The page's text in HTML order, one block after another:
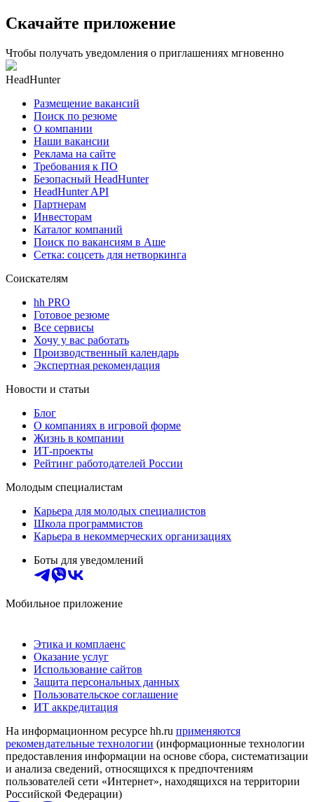
Скачайте приложение
Чтобы получать уведомления о приглашениях мгновенно
HeadHunter
Размещение вакансий
Поиск по резюме
О компании
Наши вакансии
Реклама на сайте
Требования к ПО
Безопасный HeadHunter
HeadHunter API
Партнерам
Инвесторам
Каталог компаний
Поиск по вакансиям в Аше
Сетка: соцсеть для нетворкинга
Соискателям
hh PRO
Готовое резюме
Все сервисы
Хочу у вас работать
Производственный календарь
Экспертная рекомендация
Новости и статьи
Блог
О компаниях в игровой форме
Жизнь в компании
ИТ-проекты
Рейтинг работодателей России
Молодым специалистам
Карьера для молодых специалистов
Школа программистов
Карьера в некоммерческих организациях
Боты для уведомлений
Мобильное приложение
Этика и комплаенс
Оказание услуг
Использование сайтов
Защита персональных данных
Пользовательское соглашение
ИТ аккредитация
На информационном ресурсе hh.ru применяются
рекомендательные технологии (информационные технологии
предоставления информации на основе сбора, систематизации
и анализа сведений, относящихся к предпочтениям
пользователей сети «Интернет», находящихся на территории
Российской Федерации)